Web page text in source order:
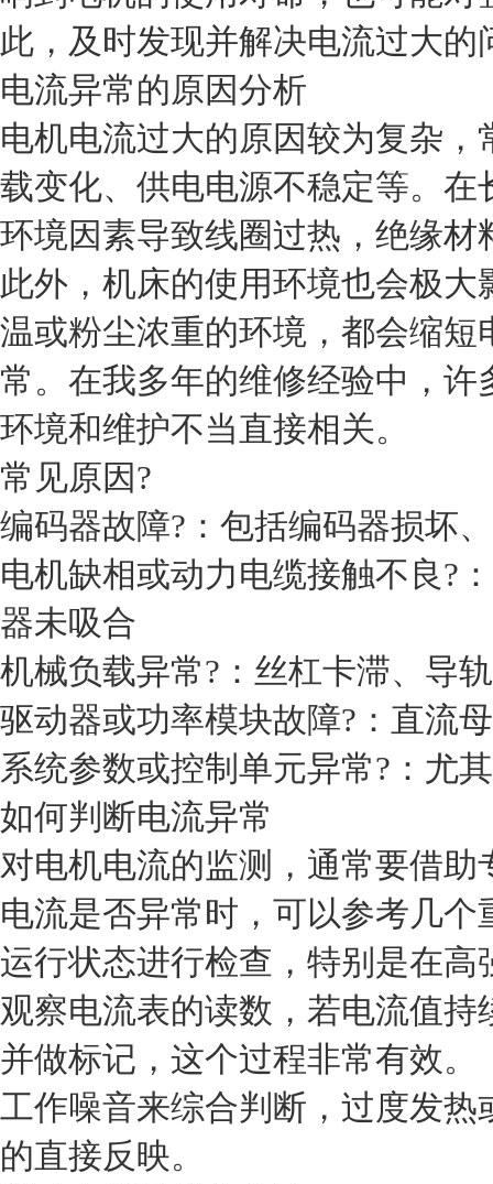
此，及时发现并解决电流过大的
电流异常的原因分析
电机电流过大的原因较为复杂
载变化、供电电源不稳定等。
环境因素导致线圈过热，绝缘
此外，机床的使用环境也会极
温或粉尘浓重的环境，都会缩
常。在我多年的维修经验中，
环境和维护不当直接相关。
常见原因?
编码器故障?：包括编码器损坏
电机缺相或动力电缆接触不良?
器未吸合
机械负载异常?：丝杠卡滞、导
驱动器或功率模块故障?：直流
系统参数或控制单元异常?：尤
如何判断电流异常
对电机电流的监测，通常要借
电流是否异常时，可以参考几
运行状态进行检查，特别是在高
观察电流表的读数，若电流值
并做标记，这个过程非常有效
工作噪音来综合判断，过度发
的直接反映。